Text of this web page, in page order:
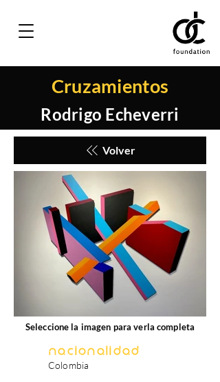
Cruzamientos
Rodrigo Echeverri
Volver
Seleccione la imagen para verla completa
Nacionalidad
Colombia